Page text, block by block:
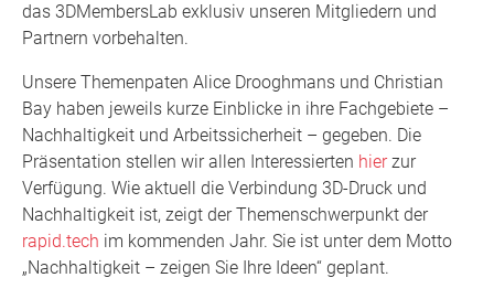
das 3DMembersLab exklusiv unseren Mitgliedern und
Partnern vorbehalten.
Unsere Themenpaten Alice Drooghmans und Christian
Bay haben jeweils kurze Einblicke in ihre Fachgebiete –
Nachhaltigkeit und Arbeitssicherheit – gegeben. Die
Präsentation stellen wir allen Interessierten hierzur
Verfügung. Wie aktuell die Verbindung 3D-Druck und
Nachhaltigkeit ist, zeigt der Themenschwerpunkt der
rapid.tech im kommenden Jahr. Sie ist unter dem Motto
„Nachhaltigkeit – zeigen Sie Ihre Ideen“ geplant.